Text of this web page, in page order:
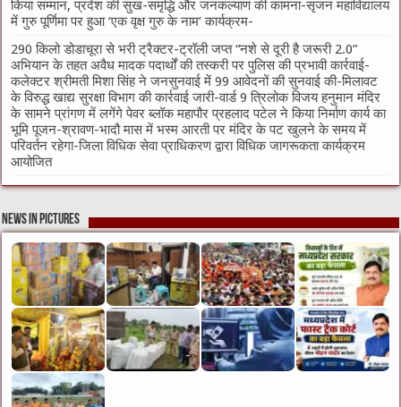
किया सम्मान, प्रदेश की सुख-समृद्धि और जनकल्याण की कामना-सृजन महाविद्यालय
में गुरु पूर्णिमा पर हुआ ‘एक वृक्ष गुरु के नाम’ कार्यक्रम-
290 किलो डोडाचूरा से भरी ट्रैक्टर-ट्रॉली जप्त “नशे से दूरी है जरूरी 2.0”
अभियान के तहत अवैध मादक पदार्थों की तस्करी पर पुलिस की प्रभावी कार्रवाई-
कलेक्टर श्रीमती मिशा सिंह ने जनसुनवाई में 99 आवेदनों की सुनवाई की-मिलावट
के विरुद्ध खाद्य सुरक्षा विभाग की कार्रवाई जारी-वार्ड 9 त्रिलोक विजय हनुमान मंदिर
के सामने प्रांगण में लगेंगे पेवर ब्लॉक महापौर प्रहलाद पटेल ने किया निर्माण कार्य का
भूमि पूजन-श्रावण-भादौ मास में भस्म आरती पर मंदिर के पट खुलने के समय में
परिवर्तन रहेगा-जिला विधिक सेवा प्राधिकरण द्वारा विधिक जागरूकता कार्यक्रम
आयोजित
News in Pictures